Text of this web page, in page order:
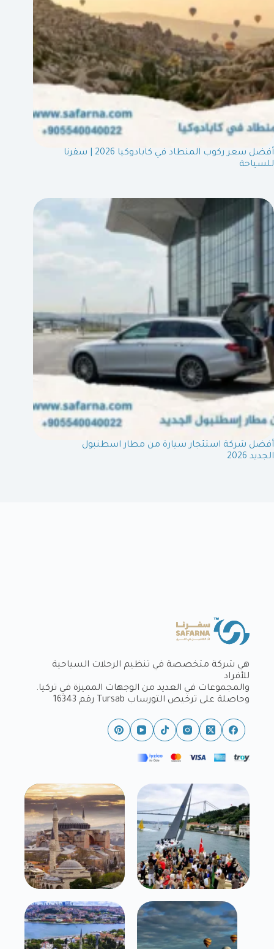
أفضل سعر ركوب المنطاد في كابادوكيا 2026 | سفرنا
للسياحة
أفضل شركة استئجار سيارة من مطار اسطنبول
الجديد 2026
هي شركة متخصصة في تنظيم الرحلات السياحية
للأفراد
والمجموعات في العديد من الوجهات المميزة في تركيا.
وحاصلة على ترخيص التورساب Tursab رقم 16343